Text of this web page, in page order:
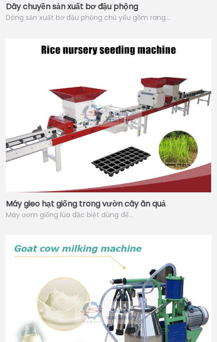
Dây chuyền sản xuất bơ đậu phộng
Dòng sản xuất bơ đậu phộng chủ yếu gồm rang…
Máy gieo hạt giống trong vườn cây ăn quả
Máy ươm giống lúa đặc biệt dùng để…